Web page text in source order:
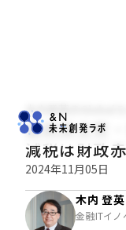
木内登英のGlobal
国民民主党
減税は財政
2024年11月05日
木内 登英
金融ITイノ